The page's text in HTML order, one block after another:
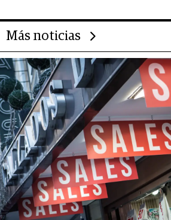
Más noticias